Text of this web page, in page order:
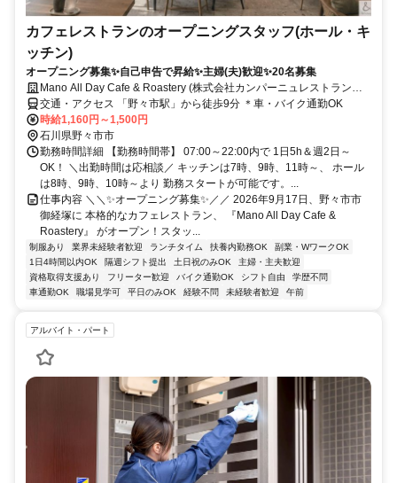
カフェレストランのオープニングスタッフ(ホール・キ
ッチン)
オープニング募集✨自己申告で昇給✨主婦(夫)歓迎✨20名募集
Mano All Day Cafe & Roastery (株式会社カンパーニュレストラング
ループ)
交通・アクセス 「野々市駅」から徒歩9分 ＊車・バイク通勤OK
時給1,160円～1,500円
石川県野々市市
勤務時間詳細 【勤務時間帯】 07:00～22:00内で 1日5h＆週2日～
OK！ ＼出勤時間は応相談／ キッチンは7時、9時、11時～、 ホール
は8時、9時、10時～より 勤務スタートが可能です。...
仕事内容 ＼＼✨オープニング募集✨／／ 2026年9月17日、野々市市
御経塚に 本格的なカフェレストラン、 『Mano All Day Cafe &
Roastery』 がオープン！スタッ...
制服あり 業界未経験者歓迎 ランチタイム 扶養内勤務OK
副業・WワークOK
1日4時間以内OK
隔週シフト提出 土日祝のみOK
主婦・主夫歓迎
資格取得支援あり
フリーター歓迎 バイク通勤OK シフト自由
学歴不問
車通勤OK
職場見学可 平日のみOK 経験不問 未経験者歓迎 午前
アルバイト・パート